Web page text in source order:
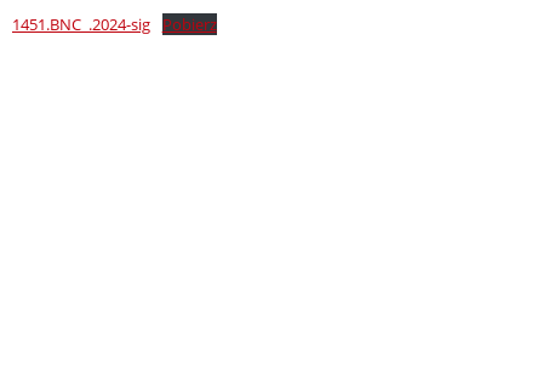
1451.BNC_.2024-sig Pobierz